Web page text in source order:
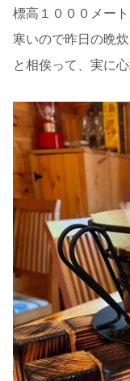
標高１０００メー
寒いので昨日の晩
と相俟って、実に